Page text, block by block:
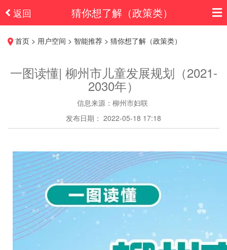
返回 猜你想了解（政策类）
首页 > 用户空间 > 智能推荐 > 猜你想了解（政策类）
一图读懂| 柳州市儿童发展规划（2021-
2030年）
信息来源：柳州市妇联
发布日期： 2022-05-18 17:18